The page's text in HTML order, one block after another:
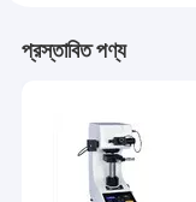
প্রস্তাবিত পণ্য